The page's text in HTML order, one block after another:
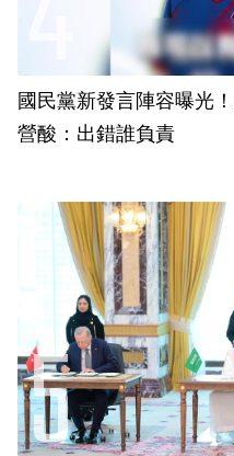
國民黨新發言陣容曝光
營酸：出錯誰負責